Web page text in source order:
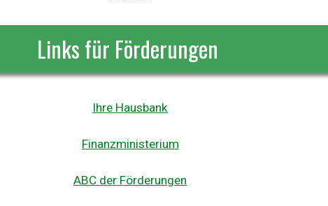
Links für Förderungen
Ihre Hausbank
Finanzministerium
ABC der Förderungen